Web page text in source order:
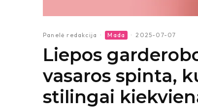
Panelė redakcija · Mada · 2025-07-07
Liepos
vasaros spinta,
stilingai